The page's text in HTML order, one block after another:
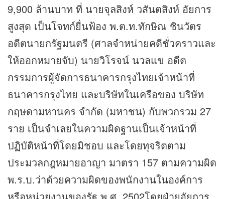
9,900 ล้านบาท ที่ นายจุลสิงห์ วสันตสิงห์ อัยการ
สูงสุด เป็นโจทก์ยื่นฟ้อง พ.ต.ท.ทักษิณ ชินวัตร
อดีตนายกรัฐมนตรี (ศาลจำหน่ายคดีชั่วคราวและ
ให้ออกหมายจับ) นายวิโรจน์ นวลแข อดีต
กรรมการผู้จัดการธนาคารกรุงไทยเจ้าหน้าที่
ธนาคารกรุงไทย และบริษัทในเครือของ บริษัท
กฤษดามหานคร จำกัด (มหาชน) กับพวกรวม 27
ราย เป็นจำเลยในความผิดฐานเป็นเจ้าหน้าที่
ปฏิบัติหน้าที่โดยมิชอบ และโดยทุจริตตาม
ประมวลกฎหมายอาญา มาตรา 157 ตามความผิด
พ.ร.บ.ว่าด้วยความผิดของพนักงานในองค์การ